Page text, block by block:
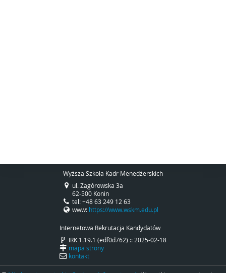
Wyższa Szkoła Kadr Menedżerskich
ul. Zagórowska 3a
62-500 Konin
tel: +48 63 249 12 63
www: https://www.wskm.edu.pl
Internetowa Rekrutacja Kandydatów
IRK 1.19.1 (edf0d762) :: 2025-02-18
mapa strony
kontakt